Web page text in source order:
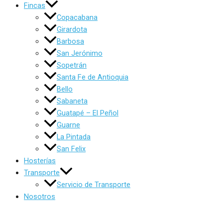
Fincas
Copacabana
Girardota
Barbosa
San Jerónimo
Sopetrán
Santa Fe de Antioquia
Bello
Sabaneta
Guatapé – El Peñol
Guarne
La Pintada
San Felix
Hosterías
Transporte
Servicio de Transporte
Nosotros